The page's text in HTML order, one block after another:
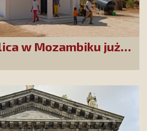
w Mozambiku już
społeczności